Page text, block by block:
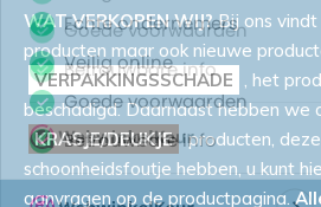
WAT VERKOPEN WIJ? Bij ons vindt
producten maar ook nieuwe
VERPAKKINGSSCHADE
, het
beschadigd. Daarnaast hebben we
KRASJE/DEUKJE producten,
schoonheidsfoutje hebben, u kunt
aanvragen op de productpagina.